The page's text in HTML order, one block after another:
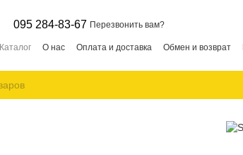
095 284-83-67 Перезвонить вам?
Каталог О нас Оплата и доставка Обмен и возврат